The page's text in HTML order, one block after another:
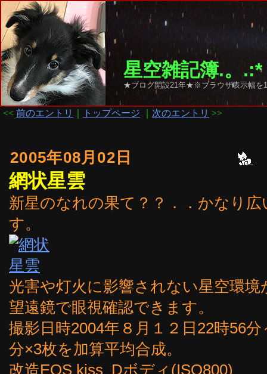
星空雑記簿.。
★ブログ開設21年★※ブラウザ表示幅を
<< 前のエントリ トップページ 次のエントリ >>
2005年08月02日
網状星雲
新星のなれの果て？？．．かなり
す。
光害や灯火に影響されない星空環
望遠鏡で眼視確認できます。
撮影日時2004年８月１２日22時56
分×3枚を加算平均合成。
改造EOS kiss_Dボディ(ISO800)